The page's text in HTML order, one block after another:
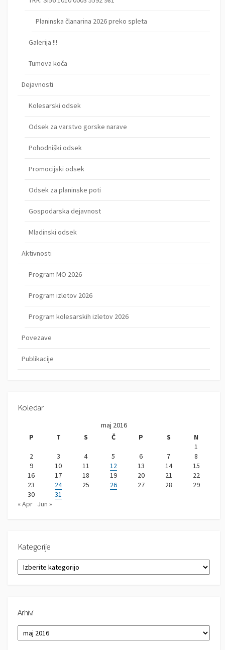
Planinska članarina 2026 preko spleta
Galerija !!!
Tumova koča
Dejavnosti
Kolesarski odsek
Odsek za varstvo gorske narave
Pohodniški odsek
Promocijski odsek
Odsek za planinske poti
Gospodarska dejavnost
Mladinski odsek
Aktivnosti
Program MO 2026
Program izletov 2026
Program kolesarskih izletov 2026
Povezave
Publikacije
Koledar
maj 2016
P
T S Č P S
N
1
2
3 4 5 6 7
8
9
10 11 12 13 14
15
16
17 18 19 20 21
22
23
24 25 26 27 28
29
30
31
« Apr Jun »
Kategorije
a
o
j
Arhivi
r